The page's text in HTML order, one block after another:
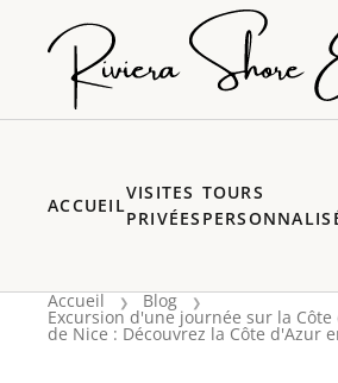
ACCUEIL
VISITES
PRIVÉES
TOURS
Accueil Blog
Excursion d'une journée sur la
de Nice : Découvrez la Côte d'Azur